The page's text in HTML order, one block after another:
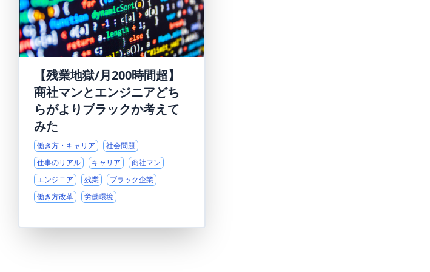
【残業地獄/月200時間超】
商社マンとエンジニアどち
らがよりブラックか考えて
みた
働き方・キャリア
社会問題
仕事のリアル
キャリア
商社マン
エンジニア
残業
ブラック企業
働き方改革
労働環境